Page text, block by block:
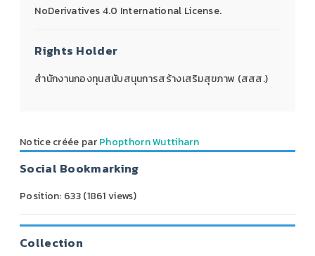
NoDerivatives 4.0 International License.
Rights Holder
สำนักงานกองทุนสนับสนุนการสร้างเสริมสุขภาพ (สสส.)
Notice créée parPhopthorn Wuttiharn
Social Bookmarking
Position: 633(1861views)
Collection